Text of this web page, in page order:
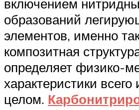
включением
образований
элементов, именно
композитная
определяет физико-
характеристики всего
целом.